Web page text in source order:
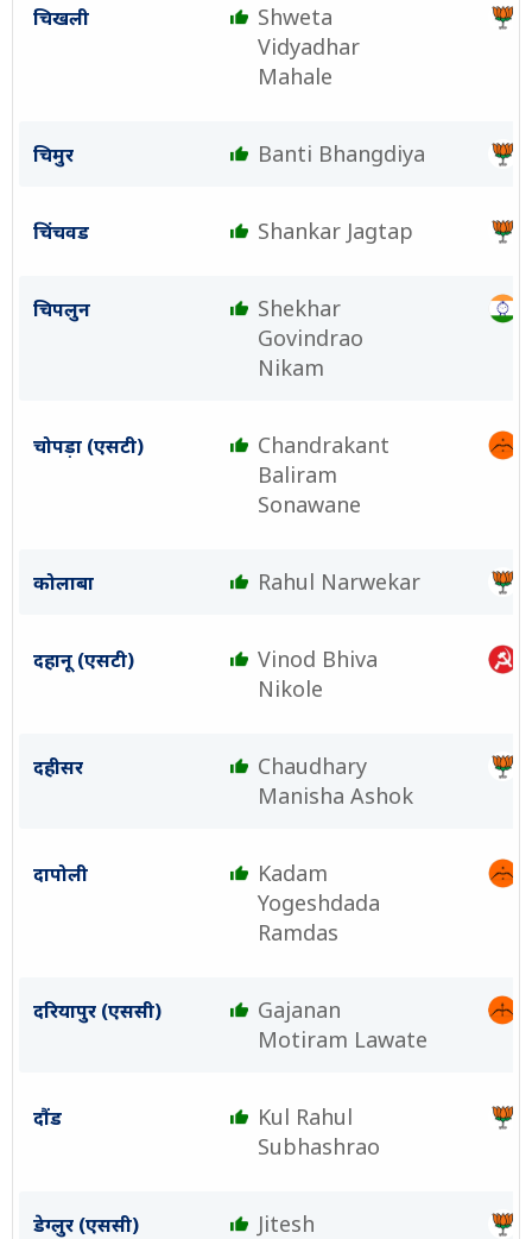
चिखली
Shweta
Vidyadhar
Mahale
चिमुर Banti Bhangdiya
चिंचवड Shankar Jagtap
चिपलुन
Shekhar
Govindrao
Nikam
चोपड़ा (एसटी)
Chandrakant
Baliram
Sonawane
कोलाबा Rahul Narwekar
दहानू (एसटी)
Vinod Bhiva
Nikole
दहीसर
Chaudhary
Manisha Ashok
दापोली
Kadam
Yogeshdada
Ramdas
दरियापुर (एससी)
Gajanan
Motiram Lawate
दौंड
Kul Rahul
Subhashrao
डेग्लुर (एससी)
Jitesh